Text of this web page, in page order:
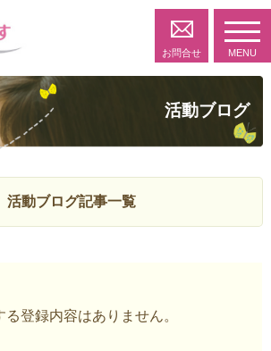
お問合せ MENU
活動ブログ
活動ブログ記事一覧
る登録内容はありません。